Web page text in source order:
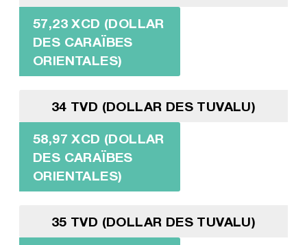
57,23 XCD (DOLLAR
DES CARAÏBES
ORIENTALES)
34 TVD (DOLLAR DES TUVALU)
58,97 XCD (DOLLAR
DES CARAÏBES
ORIENTALES)
35 TVD (DOLLAR DES TUVALU)